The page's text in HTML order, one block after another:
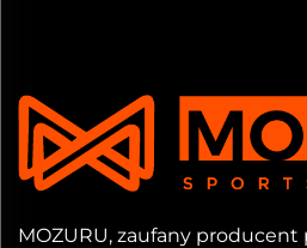
MOZURU, zaufany producent